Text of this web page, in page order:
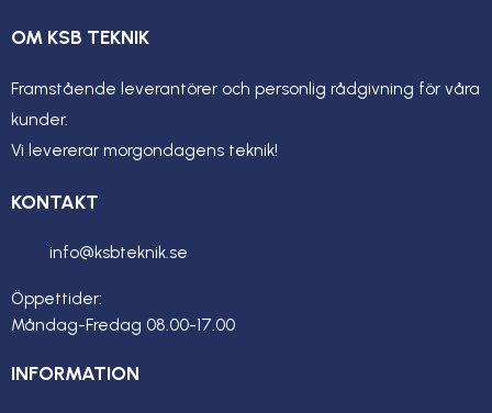
OM KSB TEKNIK
Framstående leverantörer och personlig rådgivning för våra
kunder.
Vi levererar morgondagens teknik!
KONTAKT
info@ksbteknik.se
Öppettider:
Måndag-Fredag 08.00-17.00
INFORMATION